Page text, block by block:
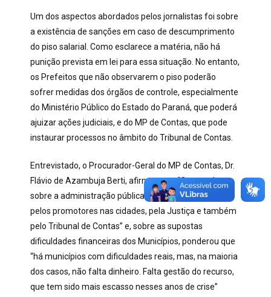
Um dos aspectos abordados pelos jornalistas foi sobre
a existência de sanções em caso de descumprimento
do piso salarial. Como esclarece a matéria, não há
punição prevista em lei para essa situação. No entanto,
os Prefeitos que não observarem o piso poderão
sofrer medidas dos órgãos de controle, especialmente
do Ministério Público do Estado do Paraná, que poderá
ajuizar ações judiciais, e do MP de Contas, que pode
instaurar processos no âmbito do Tribunal de Contas.
Entrevistado, o Procurador-Geral do MP de Contas, Dr.
Flávio de Azambuja Berti, afirmou que “O controle
sobre a administração pública deve ser mais efetivo,
pelos promotores nas cidades, pela Justiça e também
pelo Tribunal de Contas” e, sobre as supostas
dificuldades financeiras dos Municípios, ponderou que
“há municípios com dificuldades reais, mas, na maioria
dos casos, não falta dinheiro. Falta gestão do recurso,
que tem sido mais escasso nesses anos de crise”